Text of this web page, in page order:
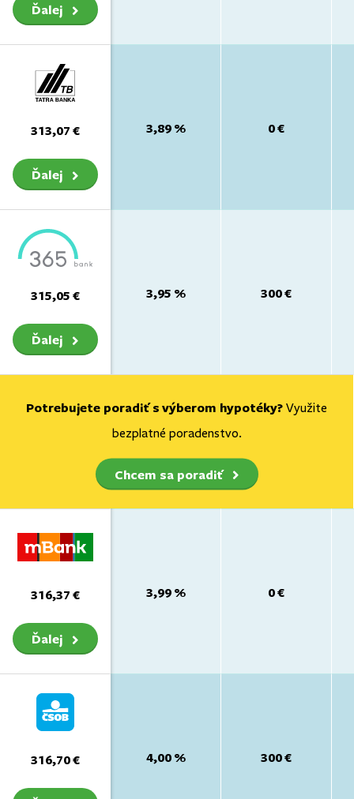
Ďalej
313,07 €
Ďalej
315,05 €
Ďalej
Potrebujete poradiť s výberom hypotéky? Využite
bezplatné poradenstvo.
Chcem sa poradiť
316,37 €
Ďalej
316,70 €
3,89 % 0 €
3,95 % 300 €
3,99 % 0 €
4,00 % 300 €